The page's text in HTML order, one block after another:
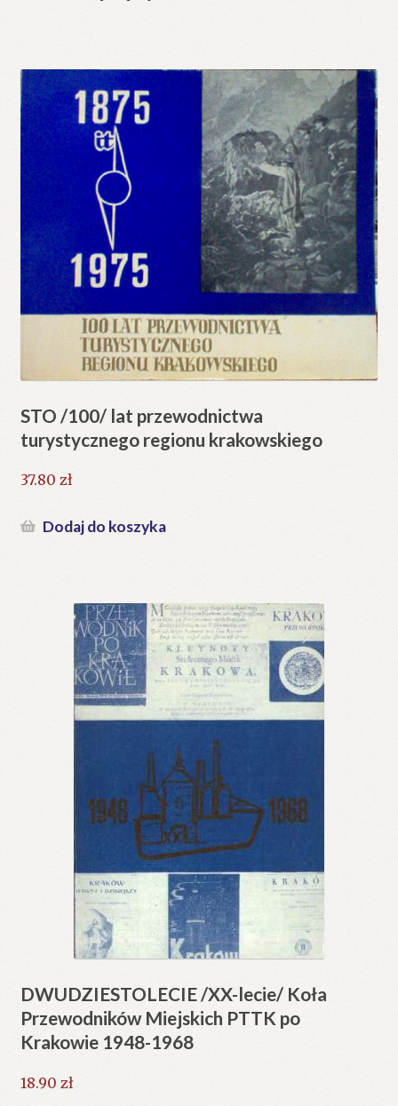
STO /100/ lat przewodnictwa
turystycznego regionu krakowskiego
37.80 zł
Dodaj do koszyka
DWUDZIESTOLECIE /XX-lecie/ Koła
Przewodników Miejskich PTTK po
Krakowie 1948-1968
18.90 zł